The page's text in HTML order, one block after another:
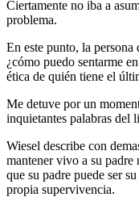
Ciertamente no iba a
problema.
En este punto, la
¿cómo puedo sentarme
ética de quién tiene el
Me detuve por un
inquietantes palabras del
Wiesel describe con
mantener vivo a su padre
que su padre puede ser
propia supervivencia.